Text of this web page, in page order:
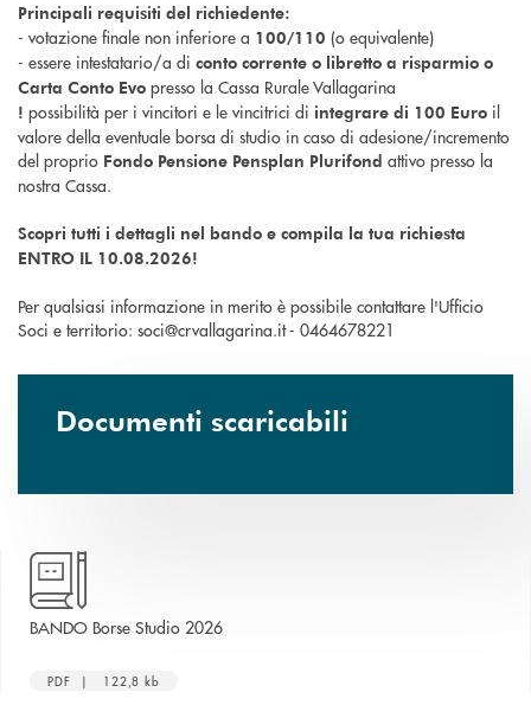
Principali requisiti del richiedente:
- votazione finale non inferiore a 100/110 (o equivalente)
- essere intestatario/a di conto corrente o libretto a risparmio o
Carta Conto Evo presso la Cassa Rurale Vallagarina
! possibilità per i vincitori e le vincitrici di integrare di 100 Euro il
valore della eventuale borsa di studio in caso di adesione/incremento
del proprio Fondo Pensione Pensplan Plurifond attivo presso la
nostra Cassa.
Scopri tutti i dettagli nel bando e compila la tua richiesta
ENTRO IL 10.08.2026!
Per qualsiasi informazione in merito è possibile contattare l'Ufficio
Soci e territorio: soci@crvallagarina.it - 0464678221
Documenti scaricabili
BANDO Borse Studio 2026apre una nuova finestra
PDF | 122,8 kb